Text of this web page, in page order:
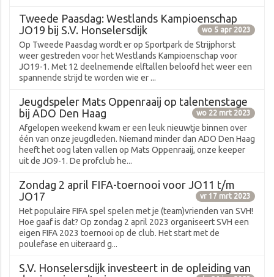
Tweede Paasdag: Westlands Kampioenschap
JO19 bij S.V. Honselersdijk
wo 5 apr 2023
Op Tweede Paasdag wordt er op Sportpark de Strijphorst
weer gestreden voor het Westlands Kampioenschap voor
JO19-1. Met 12 deelnemende elftallen beloofd het weer een
spannende strijd te worden wie er ...
Jeugdspeler Mats Oppenraaij op talentenstage
bij ADO Den Haag
wo 22 mrt 2023
Afgelopen weekend kwam er een leuk nieuwtje binnen over
één van onze jeugdleden. Niemand minder dan ADO Den Haag
heeft het oog laten vallen op Mats Oppenraaij, onze keeper
uit de JO9-1. De profclub he...
Zondag 2 april FIFA-toernooi voor JO11 t/m
JO17
vr 17 mrt 2023
Het populaire FIFA spel spelen met je (team)vrienden van SVH!
Hoe gaaf is dat? Op zondag 2 april 2023 organiseert SVH een
eigen FIFA 2023 toernooi op de club. Het start met de
poulefase en uiteraard g...
S.V. Honselersdijk investeert in de opleiding van